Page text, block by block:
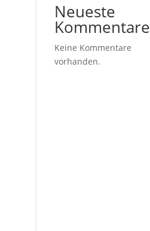
Neueste
Kommentare
Keine Kommentare
vorhanden.